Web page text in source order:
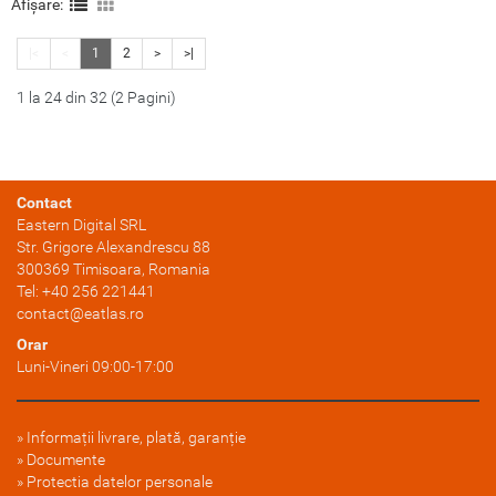
impactului si a zgarieturilor,
fiind usor de aplicat. Folia
acopera ecranul in intregime,
dupa aplic.....
Afișare:
1 2 > >|
1 la 24 din 32 (2 Pagini)
Contact
Eastern Digital SRL
Str. Grigore Alexandrescu 88
300369 Timisoara, Romania
Tel: +40 256 221441
contact@eatlas.ro
Orar
Luni-Vineri 09:00-17:00
Informații livrare, plată, garanție
Documente
Protectia datelor personale